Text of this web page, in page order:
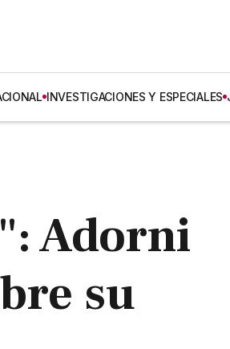
INVESTIGACIONES Y ESPECIALES
Adorni
su